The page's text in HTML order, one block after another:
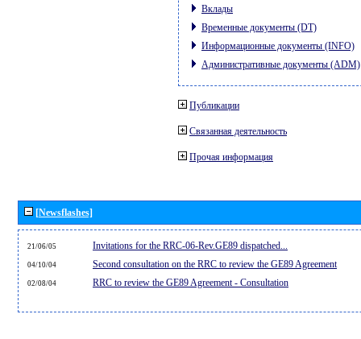
Вклады
Временные документы (DT)
Информационные документы (INFO)
Административные документы (ADM)
Публикации
Связанная деятельность
Прочая информация
[Newsflashes]
21/06/05 Invitations for the RRC-06-Rev.GE89 dispatched...
04/10/04 Second consultation on the RRC to review the GE89 Agreement
02/08/04 RRC to review the GE89 Agreement - Consultation